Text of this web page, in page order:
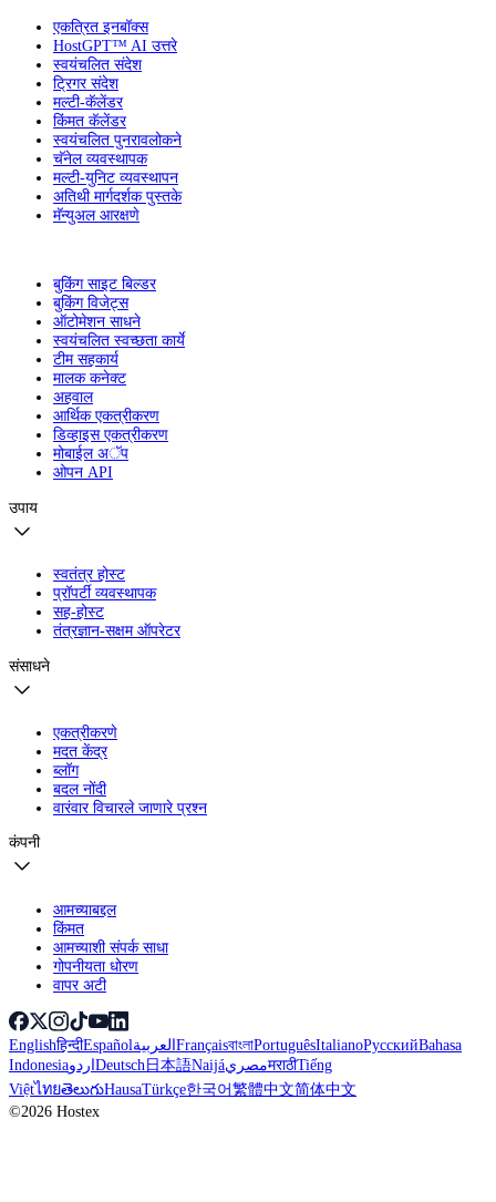
एकत्रित इनबॉक्स
HostGPT™ AI उत्तरे
स्वयंचलित संदेश
ट्रिगर संदेश
मल्टी-कॅलेंडर
किंमत कॅलेंडर
स्वयंचलित पुनरावलोकने
चॅनेल व्यवस्थापक
मल्टी-युनिट व्यवस्थापन
अतिथी मार्गदर्शक पुस्तके
मॅन्युअल आरक्षणे
बुकिंग साइट बिल्डर
बुकिंग विजेट्स
ऑटोमेशन साधने
स्वयंचलित स्वच्छता कार्ये
टीम सहकार्य
मालक कनेक्ट
अहवाल
आर्थिक एकत्रीकरण
डिव्हाइस एकत्रीकरण
मोबाईल अॅप
ओपन API
उपाय
स्वतंत्र होस्ट
प्रॉपर्टी व्यवस्थापक
सह-होस्ट
तंत्रज्ञान-सक्षम ऑपरेटर
संसाधने
एकत्रीकरणे
मदत केंद्र
ब्लॉग
बदल नोंदी
वारंवार विचारले जाणारे प्रश्न
कंपनी
आमच्याबद्दल
किंमत
आमच्याशी संपर्क साधा
गोपनीयता धोरण
वापर अटी
Englishहिन्दीEspañolالعربيةFrançaisবাংলাPortuguêsItalianoРусскийBahasa
IndonesiaاردوDeutsch日本語NaijáمصريमराठीTiếng
ViệtไทยతెలుగుHausaTürkçe한국어繁體中文简体中文
©2026 Hostex